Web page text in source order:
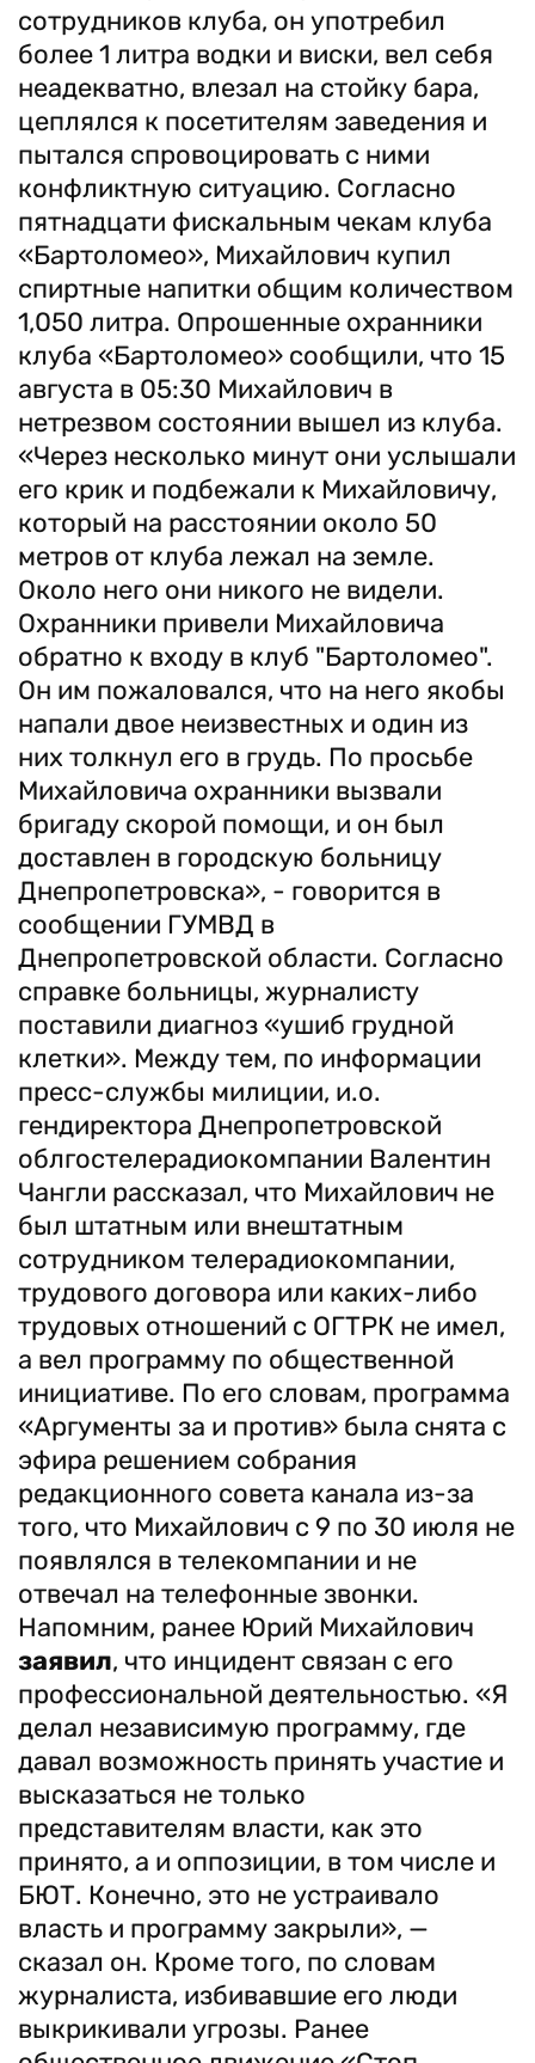
сотрудников клуба, он употребил
более 1 литра водки и виски, вел себя
неадекватно, влезал на стойку бара,
цеплялся к посетителям заведения и
пытался спровоцировать с ними
конфликтную ситуацию. Согласно
пятнадцати фискальным чекам клуба
«Бартоломео», Михайлович купил
спиртные напитки общим количеством
1,050 литра. Опрошенные охранники
клуба «Бартоломео» сообщили, что 15
августа в 05:30 Михайлович в
нетрезвом состоянии вышел из клуба.
«Через несколько минут они услышали
его крик и подбежали к Михайловичу,
который на расстоянии около 50
метров от клуба лежал на земле.
Около него они никого не видели.
Охранники привели Михайловича
обратно к входу в клуб "Бартоломео".
Он им пожаловался, что на него якобы
напали двое неизвестных и один из
них толкнул его в грудь. По просьбе
Михайловича охранники вызвали
бригаду скорой помощи, и он был
доставлен в городскую больницу
Днепропетровска», - говорится в
сообщении ГУМВД в
Днепропетровской области. Согласно
справке больницы, журналисту
поставили диагноз «ушиб грудной
клетки». Между тем, по информации
пресс-службы милиции, и.о.
гендиректора Днепропетровской
облгостелерадиокомпании Валентин
Чангли рассказал, что Михайлович не
был штатным или внештатным
сотрудником телерадиокомпании,
трудового договора или каких-либо
трудовых отношений с ОГТРК не имел,
а вел программу по общественной
инициативе. По его словам, программа
«Аргументы за и против» была снята с
эфира решением собрания
редакционного совета канала из-за
того, что Михайлович с 9 по 30 июля не
появлялся в телекомпании и не
отвечал на телефонные звонки.
Напомним, ранее Юрий Михайлович
заявил, что инцидент связан с его
профессиональной деятельностью. «Я
делал независимую программу, где
давал возможность принять участие и
высказаться не только
представителям власти, как это
принято, а и оппозиции, в том числе и
БЮТ. Конечно, это не устраивало
власть и программу закрыли», —
сказал он. Кроме того, по словам
журналиста, избивавшие его люди
выкрикивали угрозы. Ранее